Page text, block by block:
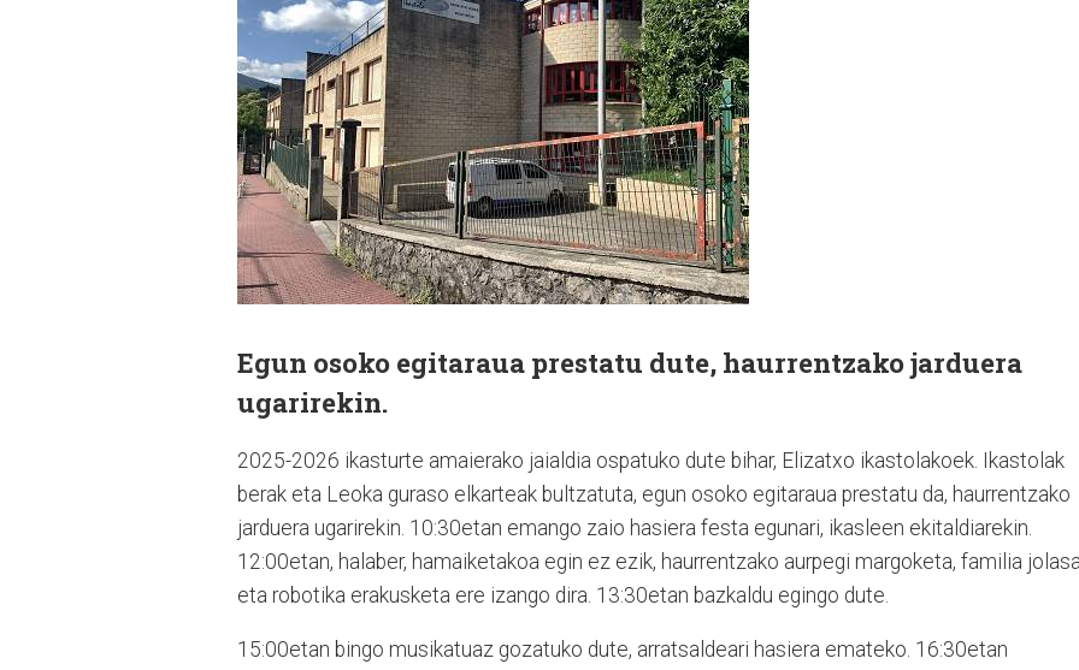
Egun osoko egitaraua prestatu dute, haurrentzako jarduera
ugarirekin.
2025-2026 ikasturte amaierako jaialdia ospatuko dute bihar, Elizatxo ikastolakoek. Ikastolak
berak eta Leoka guraso elkarteak bultzatuta, egun osoko egitaraua prestatu da, haurrentzako
jarduera ugarirekin. 10:30etan emango zaio hasiera festa egunari, ikasleen ekitaldiarekin.
12:00etan, halaber, hamaiketakoa egin ez ezik, haurrentzako aurpegi margoketa, familia
eta robotika erakusketa ere izango dira. 13:30etan bazkaldu egingo dute.
15:00etan bingo musikatuaz gozatuko dute, arratsaldeari hasiera emateko. 16:30etan